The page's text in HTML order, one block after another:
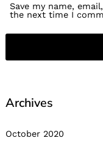
Save my name,
the next time I
Archives
October 2020